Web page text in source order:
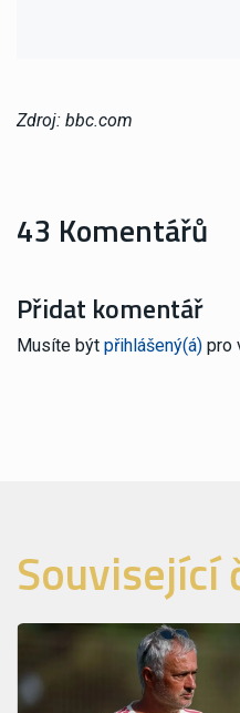
Zdroj: bbc.com
43 Komentářů
Přidat komentář
Musíte být přihlášený(á) pro
Související